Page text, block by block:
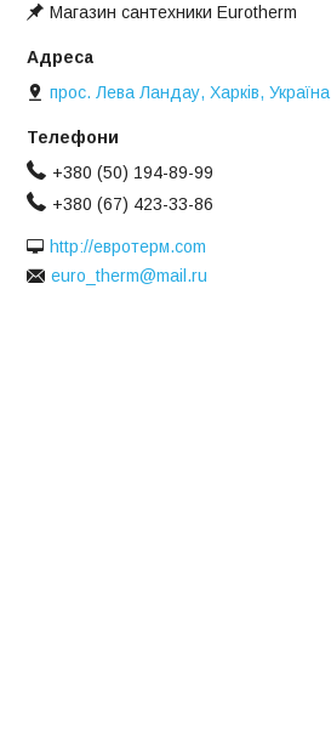
Магазин сантехники Eurotherm
прос. Лева Ландау, Харків, Україна
+380 (50) 194-89-99
+380 (67) 423-33-86
http://евротерм.com
euro_therm@mail.ru